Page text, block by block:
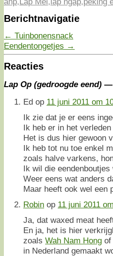
Berichtnavigatie
← Tuinbonensnack
Eendentongetjes →
Reacties
Lap Op (gedroogde eend) —
Ed op 11 juni 2011 om
Ik zie dat je er eens
Ik heb er in het
Het is dus hier gewoon
Ik heb tot nu toe enkel
zoals halve varkens,
Ik wil die
Weer eens wat anders
Maar heeft ook wel een
Robin op 11 juni 2011
Ja, dat waxed meat
En ja, het is hier
zoals Wah Nam Hong of
in Nederland gemaakt